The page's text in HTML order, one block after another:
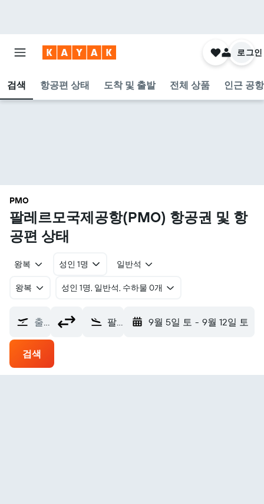
검색 항공편 상태 도착 및 출발 전체 상품 인근 공항
로그인
PMO
팔레르모국제공항(PMO) 항공권 및 항
공편 상태
왕복 성인 1명 일반석
왕복 ​성인 1명, 일반석, 수하물 0개
출발지 팔레르모국제공항 (PMO) 9월 5일 토 - 9월 12일 토
검색